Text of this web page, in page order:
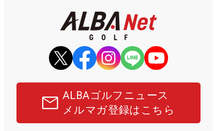
ALBAゴルフニュース
メルマガ登録はこちら